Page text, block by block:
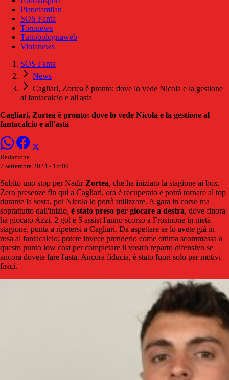
Pianetamilan
SOS Fanta
Toronews
Tuttobolognaweb
Violanews
SOS Fanta
News
Cagliari, Zortea è pronto: dove lo vede Nicola e la gestione
al fantacalcio e all'asta
Cagliari, Zortea è pronto: dove lo vede Nicola e la gestione al
fantacalcio e all'asta
Redazione
7 settembre 2024 - 15:00
Subito uno stop per Nadir Zortea, che ha iniziato la stagione ai box.
Zero presenze fin qui a Cagliari, ora è recuperato e potrà tornare al top
durante la sosta, poi Nicola lo potrà utilizzare. A gara in corso ma
soprattutto dall'inizio, è stato preso per giocare a destra, dove finora
ha giocato Azzi. 2 gol e 5 assist l'anno scorso a Frosinone in metà
stagione, punta a ripetersi a Cagliari. Da aspettare se lo avete già in
rosa al fantacalcio; potete invece prenderlo come ottima scommessa a
questo punto low cost per completare il vostro reparto difensivo se
ancora dovete fare l'asta. Ancora fiducia, è stato fuori solo per motivi
fisici.